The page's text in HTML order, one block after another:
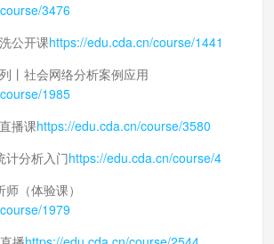
3476
公开课https://edu.cda.cn/course/1441
丨社会网络分析案例应用
1985
播课https://edu.cda.cn/course/3580
计分析入门https://edu.cda.cn/course/4
（体验课）
1979